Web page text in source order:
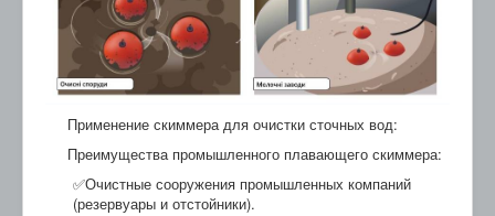
Применение скиммера для очистки сточных вод:
Преимущества промышленного плавающего скиммера:
✅Очистные сооружения промышленных компаний
(резервуары и отстойники).